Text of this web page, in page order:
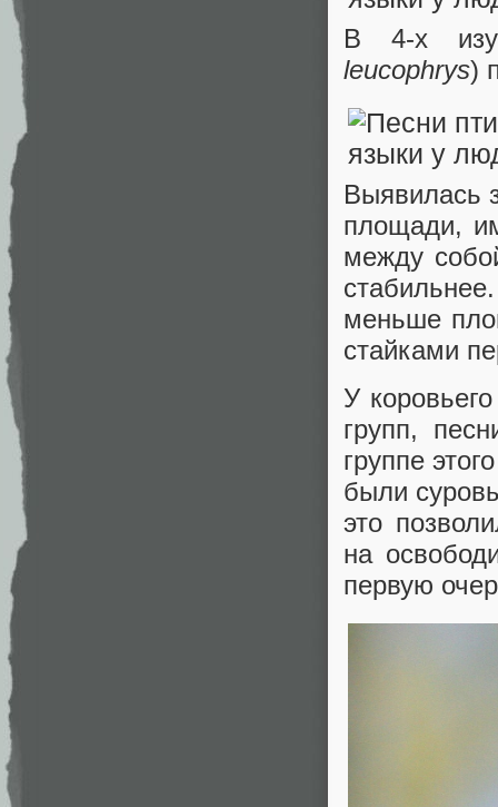
В 4-х
leucophrys)
Выявилась
площади,
между
меньше
стайками
У
групп,
группе
были
это
на
первую